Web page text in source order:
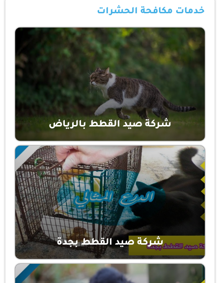
خدمات مكافحة الحشرات
شركة صيد القطط بالرياض
شركة صيد القطط بجدة